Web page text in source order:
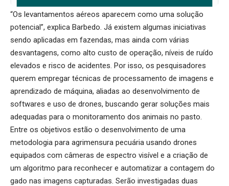
“Os levantamentos aéreos aparecem como uma solução
potencial”, explica Barbedo. Já existem algumas iniciativas
sendo aplicadas em fazendas, mas ainda com várias
desvantagens, como alto custo de operação, níveis de ruído
elevados e risco de acidentes. Por isso, os pesquisadores
querem empregar técnicas de processamento de imagens e
aprendizado de máquina, aliadas ao desenvolvimento de
softwares e uso de drones, buscando gerar soluções mais
adequadas para o monitoramento dos animais no pasto.
Entre os objetivos estão o desenvolvimento de uma
metodologia para agrimensura pecuária usando drones
equipados com câmeras de espectro visível e a criação de
um algoritmo para reconhecer e automatizar a contagem do
gado nas imagens capturadas. Serão investigadas duas